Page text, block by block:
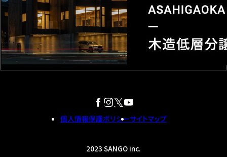
個人情報保護ポリシーサイトマップ
2023 SANGO inc.